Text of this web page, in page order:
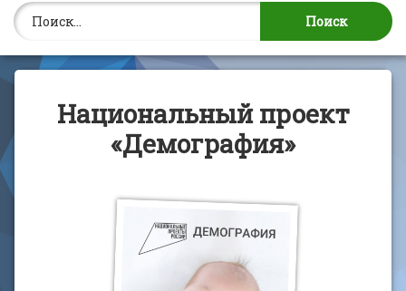
Найти:
Национальный проект
«Демография»